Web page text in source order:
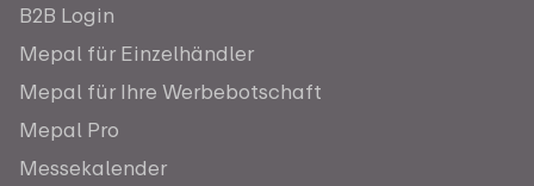
B2B Login
Mepal für Einzelhändler
Mepal für Ihre Werbebotschaft
Mepal Pro
Messekalender